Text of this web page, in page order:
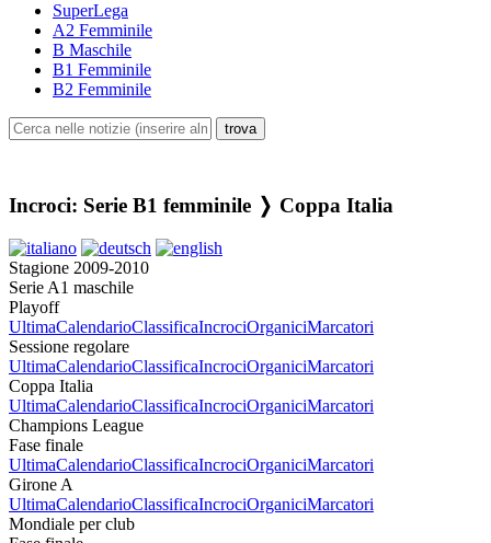
SuperLega
A2 Femminile
B Maschile
B1 Femminile
B2 Femminile
Incroci: Serie B1 femminile ❭ Coppa Italia
Stagione 2009-2010
Serie A1 maschile
Playoff
UltimaCalendarioClassificaIncrociOrganiciMarcatori
Sessione regolare
UltimaCalendarioClassificaIncrociOrganiciMarcatori
Coppa Italia
UltimaCalendarioClassificaIncrociOrganiciMarcatori
Champions League
Fase finale
UltimaCalendarioClassificaIncrociOrganiciMarcatori
Girone A
UltimaCalendarioClassificaIncrociOrganiciMarcatori
Mondiale per club